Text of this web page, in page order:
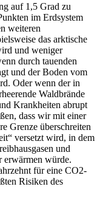
auf 1,5 Grad zu
im Erdsystem
weiteren
das arktische
und weniger
durch tauenden
und der Boden vom
Oder wenn der in
Waldbrände
Krankheiten abrupt
dass wir mit einer
Grenze überschreiten
versetzt wird, in dem
und
erwärmen würde.
für eine CO2-
Risiken des